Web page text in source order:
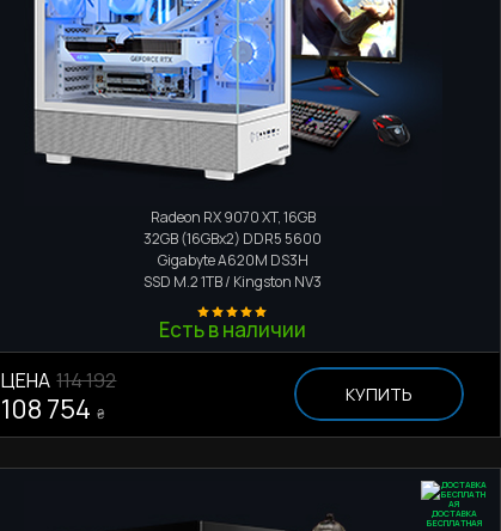
Игровой компьютер
Radeon RX 9070 XT, 16GB
32GB (16GBx2) DDR5 5600
Gigabyte A620M DS3H
SSD M.21TB / Kingston NV3
Есть в наличии
ЦЕНА 114 192
108 754 ₴
КУПИТЬ
ДОСТАВКА
БЕСПЛАТНАЯ